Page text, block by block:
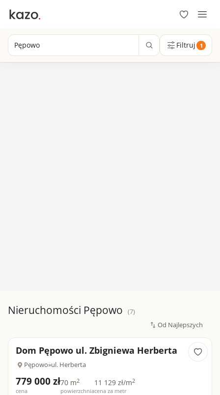
Pępowo Filtruj 1
Nieruchomości Pępowo (7)
Dom Pępowo ul. Zbigniewa Herberta
Pępowo»ul. Herberta
779 000 zł
cena
70 m2
powierzchnia
11 129 zł/m2
cena za metr